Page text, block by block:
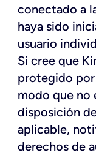
conectado a
haya sido
usuario
Si cree que
protegido
modo que no
disposición
aplicable,
derechos de